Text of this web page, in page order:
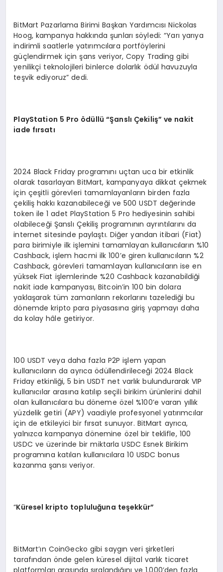
BitMart Pazarlama Birimi Başkan Yardımcısı Nickolas
Hoog, kampanya hakkında şunları söyledi: “Yarı yarıya
indirimli saatlerle yatırımcılara portföylerini
güçlendirmek için şans veriyor, Copy Trading gibi
yenilikçi teknolojileri binlerce dolarlık ödül havuzuyla
teşvik ediyoruz” dedi.
PlayStation 5 Pro ödüllü “Şanslı Çekiliş” ve nakit
iade fırsatı
2024 Black Friday programını uçtan uca bir etkinlik
olarak tasarlayan BitMart, kampanyaya dikkat çekmek
için çeşitli görevleri tamamlayanların birden fazla
çekiliş hakkı kazanabileceği ve 500 USDT değerinde
token ile 1 adet PlayStation 5 Pro hediyesinin sahibi
olabileceği Şanslı Çekiliş programının ayrıntılarını da
internet sitesinde paylaştı. Diğer yandan itibari (Fiat)
para birimiyle ilk işlemini tamamlayan kullanıcıların %10
Cashback, işlem hacmi ilk 100’e giren kullanıcıların %2
Cashback, görevleri tamamlayan kullanıcıların ise en
yüksek Fiat işlemlerinde %20 Cashback kazanabildiği
nakit iade kampanyası, Bitcoin’in 100 bin dolara
yaklaşarak tüm zamanların rekorlarını tazelediği bu
dönemde kripto para piyasasına giriş yapmayı daha
da kolay hâle getiriyor.
100 USDT veya daha fazla P2P işlem yapan
kullanıcıların da ayrıca ödüllendirileceği 2024 Black
Friday etkinliği, 5 bin USDT net varlık bulundurarak VIP
kullanıcılar arasına katılıp seçili birikim ürünlerini dahil
olan kullanıcılara bu döneme özel %100’e varan yıllık
yüzdelik getiri (APY) vaadiyle profesyonel yatırımcılar
için de etkileyici bir fırsat sunuyor. BitMart ayrıca,
yalnızca kampanya dönemine özel bir teklifle, 100
USDC ve üzerinde bir miktarla USDC Esnek Birikim
programına katılan kullanıcılara 10 USDC bonus
kazanma şansı veriyor.
“Küresel kripto topluluğuna teşekkür”
BitMart’ın CoinGecko gibi saygın veri şirketleri
tarafından önde gelen küresel dijital varlık ticaret
platformları arasında sıralandığını ve 1.000’den fazla